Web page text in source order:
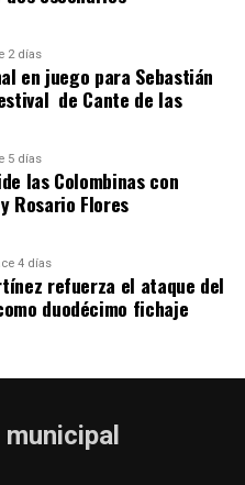
2 días
en juego para Sebastián
de Cante de las
5 días
las Colombinas con
Rosario Flores
4 días
refuerza el ataque del
duodécimo fichaje